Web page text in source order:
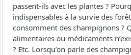
passent-ils avec les plantes ?
indispensables à la survie des
consomment des champignons ?
alimentaires ou médicaments
? Etc. Lorsqu’on parle des